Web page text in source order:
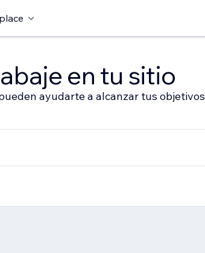
en tu sitio
ayudarte a alcanzar tus objetivos